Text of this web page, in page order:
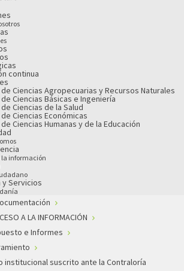
continua
Ciencias Agropecuarias y Recursos Naturales
Ciencias Básicas e Ingeniería
Ciencias de la Salud
Ciencias Económicas
Ciencias Humanas y de la Educación
la información
y Servicios
A LA INFORMACIÓN
e Informes
institucional suscrito ante la Contraloría